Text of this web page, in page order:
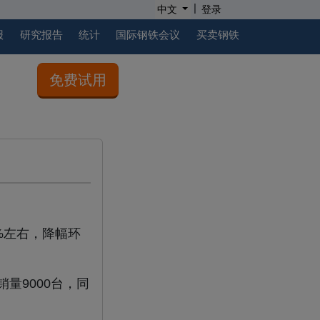
中文 | 登录
研究报告 统计 国际钢铁会议 买卖钢铁
免费试用
右，降幅环
量9000台，同